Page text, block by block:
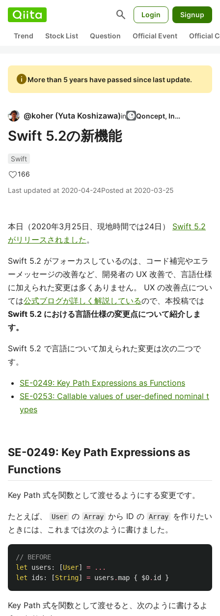
search Login Signup
Trend Stock List Question Official Event Official
infoMore than 5 years have passed since last update.
@koher (Yuta Koshizawa)in Qoncept, Inc.
Swift 5.2の新機能
Swift
166
Last updated at 2020-04-24Posted at 2020-03-25
本日（2020年3月25日、現地時間では24日） Swift 5.2
がリリースされました。
Swift 5.2 がフォーカスしているのは、コード補完やエラ
ーメッセージの改善など、開発者の UX 改善で、言語仕様
に加えられた変更は多くありません。 UX の改善点につい
ては公式ブログが詳しく解説しているので、本投稿では
Swift 5.2 における言語仕様の変更点について紹介しま
す。
Swift 5.2 で言語について加えられた変更は次の二つで
す。
SE-0249: Key Path Expressions as Functions
SE-0253: Callable values of user-defined nominal t
ypes
SE-0249: Key Path Expressions as
Functions
Key Path 式を関数として渡せるようにする変更です。
たとえば、 User の Array から ID の Array
を作りたい
ときには、これまでは次のように書けました。
// BEFORE
let
users : [User] =
...
let
ids : [String] = users .map { $0. id }
Key Path 式を関数として渡せると、次のように書けるよ